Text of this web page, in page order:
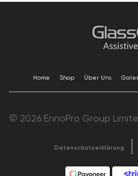
Home Shop Über Uns
© 2026 EnnoPro Group
Datenschutzerklärung